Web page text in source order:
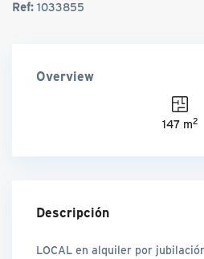
Ref:1033855
Overview
147 m2
Descripción
LOCAL en alquiler por